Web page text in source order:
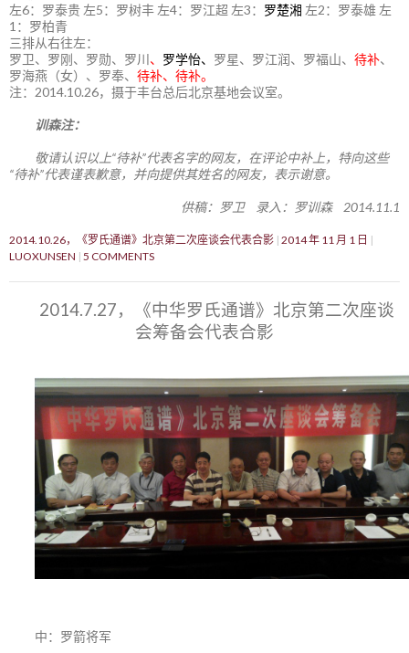
左6：罗泰贵 左5：罗树丰 左4：罗江超 左3： 罗楚湘 左2：罗泰雄 左
1：罗柏青
三排从右往左：
罗卫、罗刚、罗勋、罗川 、 罗学怡、 罗星、罗江润、罗福山、 待补、
罗海燕（女）、罗奉、 待补、待补。
注：2014.10.26，摄于丰台总后北京基地会议室。
训森注：
敬请认识以上“待补”代表名字的网友，在评论中补上，特向这些
“待补”代表谨表歉意，并向提供其姓名的网友，表示谢意。
供稿：罗卫 录入：罗训森 2014.11.1
2014.10.26，《罗氏通谱》北京第二次座谈会代表合影 2014 年 11 月 1 日
LUOXUNSEN 5 COMMENTS
2014.7.27，《中华罗氏通谱》北京第二次座谈
会筹备会代表合影
中：罗箭将军